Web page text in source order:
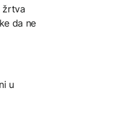
žrtva
da ne
u